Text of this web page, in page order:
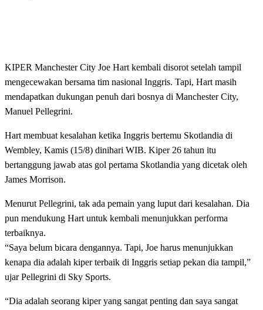
KIPER Manchester City Joe Hart kembali disorot setelah tampil
mengecewakan bersama tim nasional Inggris. Tapi, Hart masih
mendapatkan dukungan penuh dari bosnya di Manchester City,
Manuel Pellegrini.
Hart membuat kesalahan ketika Inggris bertemu Skotlandia di
Wembley, Kamis (15/8) dinihari WIB. Kiper 26 tahun itu
bertanggung jawab atas gol pertama Skotlandia yang dicetak oleh
James Morrison.
Menurut Pellegrini, tak ada pemain yang luput dari kesalahan. Dia
pun mendukung Hart untuk kembali menunjukkan performa
terbaiknya.
“Saya belum bicara dengannya. Tapi, Joe harus menunjukkan
kenapa dia adalah kiper terbaik di Inggris setiap pekan dia tampil,”
ujar Pellegrini di Sky Sports.
“Dia adalah seorang kiper yang sangat penting dan saya sangat